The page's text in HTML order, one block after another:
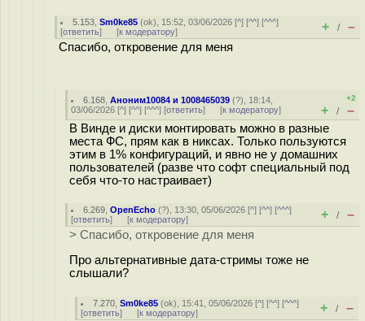
5.153 ,Sm0ke85 (ok), 15:52, 03/06/2026 [^] [^^] [^^^]
[ответить] [к модератору] + / –
Спасибо, откровение для меня
6.168 ,Аноним10084 и 1008465039 (?), 18:14,
03/06/2026 [^] [^^] [^^^] [ответить] [к модератору]
+2
+ / –
В Винде и диски монтировать можно в разные
места ФС, прям как в никсах. Только пользуются
этим в 1% конфигураций, и явно не у домашних
пользователей (разве что софт специальный под
себя что-то настраивает)
6.269 ,OpenEcho (?), 13:30, 05/06/2026 [^] [^^] [^^^]
[ответить] [к модератору] + / –
> Спасибо, откровение для меня
Про альтернативные дата-стримы тоже не
слышали?
7.270 ,Sm0ke85 (ok), 15:41, 05/06/2026 [^] [^^] [^^^]
[ответить] [к модератору] + / –